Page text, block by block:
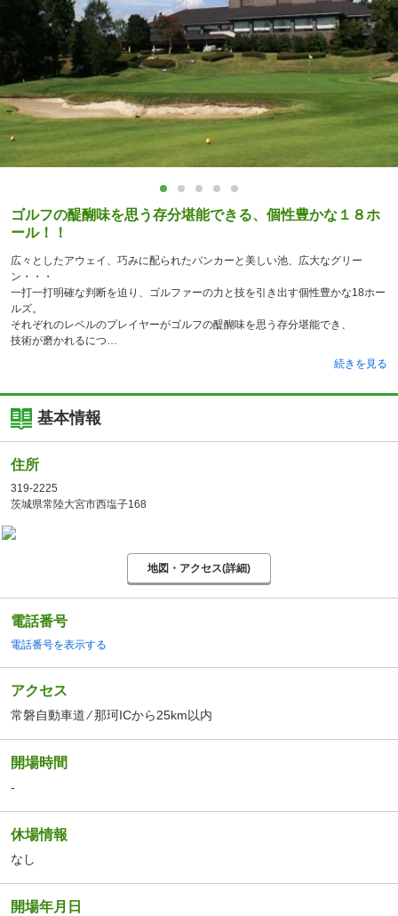
ゴルフの醍醐味を思う存分堪能できる、個性豊かな１８ホ
ール！！
広々としたアウェイ、巧みに配られたバンカーと美しい池、広大なグリー
ン・・・
一打一打明確な判断を迫り、ゴルファーの力と技を引き出す個性豊かな18ホー
ルズ。
それぞれのレベルのプレイヤーがゴルフの醍醐味を思う存分堪能でき、
技術が磨かれるにつ
続きを見る
基本情報
住所
319-2225
茨城県常陸大宮市西塩子168
地図・アクセス(詳細)
電話番号
電話番号を表示する
アクセス
常磐自動車道 ⁄ 那珂ICから25km以内
開場時間
-
休場情報
なし
開場年月日